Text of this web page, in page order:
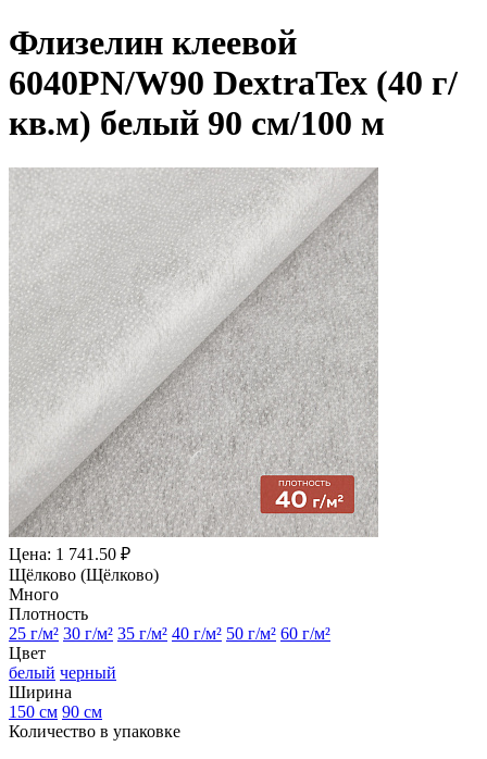
Флизелин клеевой
6040PN/W90 DextraTex (40 г/
кв.м) белый 90 см/100 м
Цена: 1 741.50 ₽
Щёлково (Щёлково)
Много
Плотность
25 г/м² 30 г/м² 35 г/м² 40 г/м² 50 г/м² 60 г/м²
Цвет
белый черный
Ширина
150 см 90 см
Количество в упаковке